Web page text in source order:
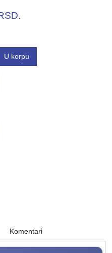
U korpu
Komentari